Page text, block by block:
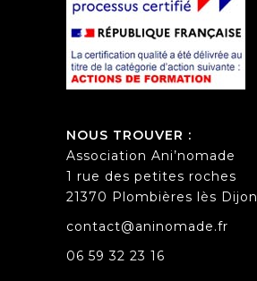
NOUS TROUVER :
Association Ani’nomade
1 rue des petites roches
21370 Plombières lès Dijon
contact@aninomade.fr
06 59 32 23 16